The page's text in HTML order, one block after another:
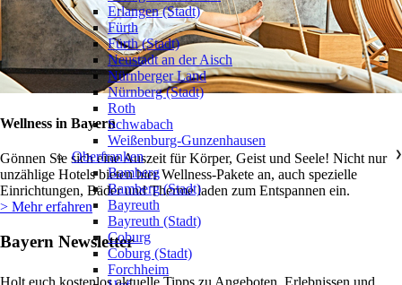
Wellness in Bayern
Gönnen Sie sich eine Auszeit für Körper, Geist und Seele! Nicht nur
unzählige Hotels bieten hier Wellness-Pakete an, auch spezielle
Einrichtungen, Bäder und Therme laden zum Entspannen ein.
> Mehr erfahren
Bayern Newsletter
Holt euch kostenlos aktuelle Tipps zu Angeboten, Erlebnissen und
Erlangen (Stadt)
Fürth
Fürth (Stadt)
Neustadt an der Aisch
Nürnberger Land
Nürnberg (Stadt)
Roth
Schwabach
Weißenburg-Gunzenhausen
Oberfranken
❯
Bamberg
Bamberg (Stadt)
Bayreuth
Bayreuth (Stadt)
Coburg
Coburg (Stadt)
Forchheim